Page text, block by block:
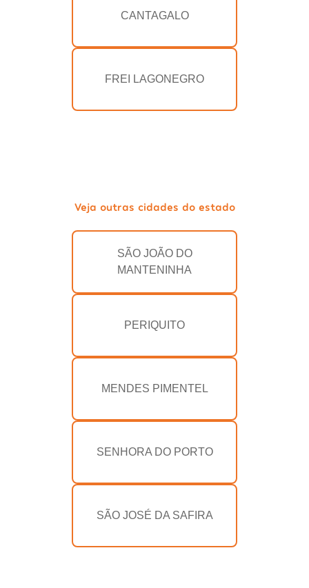
CANTAGALO
FREI LAGONEGRO
Veja outras cidades do estado
SÃO JOÃO DO
MANTENINHA
PERIQUITO
MENDES PIMENTEL
SENHORA DO PORTO
SÃO JOSÉ DA SAFIRA